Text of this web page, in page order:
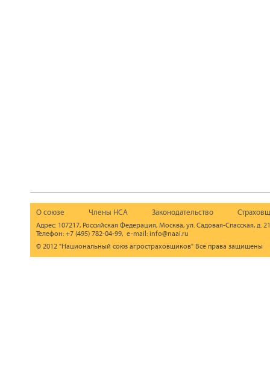
О союзе Члены НСА Законодательство
Адрес: 107217, Российская Федерация, Москва, ул. Садовая-Спасская, д.
Телефон: +7 (495) 782-04-99, e-mail: info@naai.ru
© 2012 "Национальный союз агростраховщиков" Все права защищены